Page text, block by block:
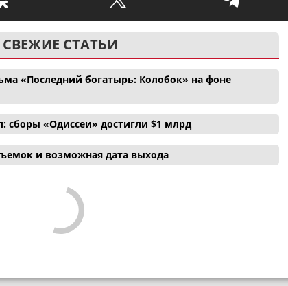
СВЕЖИЕ СТАТЬИ
«Последний богатырь: Колобок» на фоне
сборы «Одиссеи» достигли $1 млрд
и возможная дата выхода